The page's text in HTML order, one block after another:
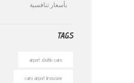
بأسعار تنافسية
TAGS
airport shuttle cairo
cairo airport limousine